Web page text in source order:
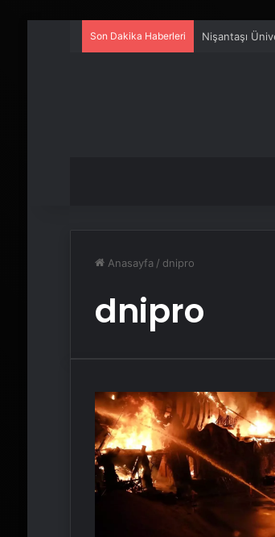
Son Dakika Haberleri Nişantaşı
Anasayfa / dnipro
dnipro